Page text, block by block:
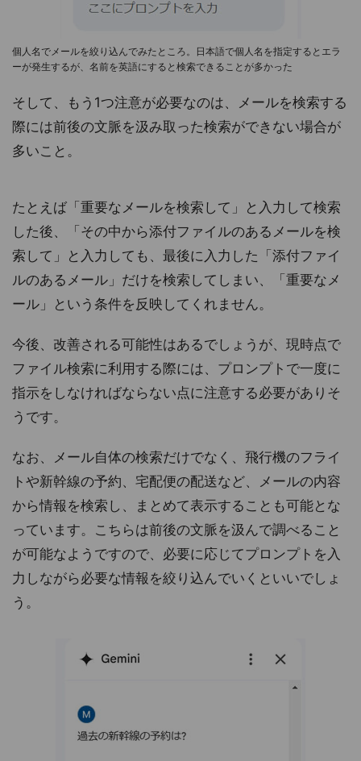
個人名でメールを絞り込んでみたところ。日本語で個人名を指定するとエラ
ーが発生するが、名前を英語にすると検索できることが多かった
そして、もう1つ注意が必要なのは、メールを検索する
際には前後の文脈を汲み取った検索ができない場合が
多いこと。
たとえば「重要なメールを検索して」と入力して検索
した後、「その中から添付ファイルのあるメールを検
索して」と入力しても、最後に入力した「添付ファイ
ルのあるメール」だけを検索してしまい、「重要なメ
ール」という条件を反映してくれません。
今後、改善される可能性はあるでしょうが、現時点で
ファイル検索に利用する際には、プロンプトで一度に
指示をしなければならない点に注意する必要がありそ
うです。
なお、メール自体の検索だけでなく、飛行機のフライ
トや新幹線の予約、宅配便の配送など、メールの内容
から情報を検索し、まとめて表示することも可能とな
っています。こちらは前後の文脈を汲んで調べること
が可能なようですので、必要に応じてプロンプトを入
力しながら必要な情報を絞り込んでいくといいでしょ
う。